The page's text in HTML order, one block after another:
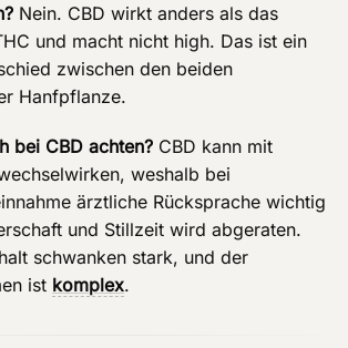
Nein. CBD wirkt anders als das
und macht nicht high. Das ist ein
zwischen den beiden
Hanfpflanze.
bei CBD achten? CBD kann mit
weshalb bei
ärztliche Rücksprache wichtig
und Stillzeit wird abgeraten.
schwanken stark, und der
ist komplex.